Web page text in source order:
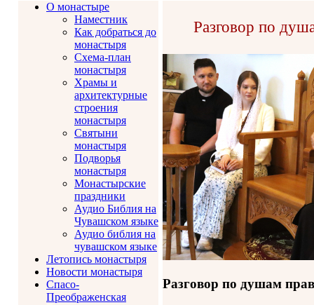
О монастыре
Наместник
Как добраться до
монастыря
Схема-план
монастыря
Храмы и
архитектурные
строения
монастыря
Святыни
монастыря
Подворья
монастыря
Монастырские
праздники
Аудио Библия на
Чувашском языке
Аудио библия на
чувашском языке
Летопись монастыря
Новости монастыря
Спасо-
Преображенская
Разговор по
Разговор по душам